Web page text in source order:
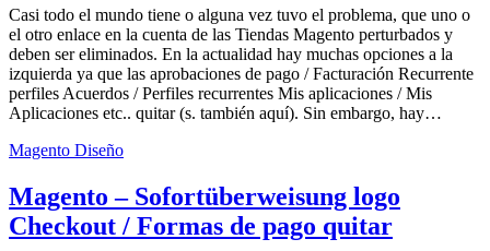
Casi todo el mundo tiene o alguna vez tuvo el problema, que uno o
el otro enlace en la cuenta de las Tiendas Magento perturbados y
deben ser eliminados. En la actualidad hay muchas opciones a la
izquierda ya que las aprobaciones de pago / Facturación Recurrente
perfiles Acuerdos / Perfiles recurrentes Mis aplicaciones / Mis
Aplicaciones etc.. quitar (s. también aquí). Sin embargo, hay…
Magento Diseño
Magento – Sofortüberweisung logo
Checkout / Formas de pago quitar